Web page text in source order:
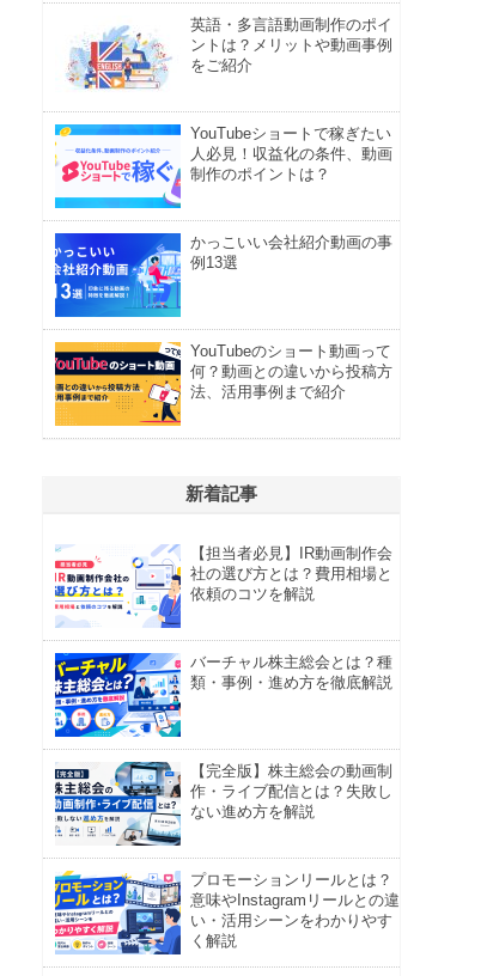
英語・多言語動画制作のポイ
ントは？メリットや動画事例
をご紹介
YouTubeショートで稼ぎたい
人必見！収益化の条件、動画
制作のポイントは？
かっこいい会社紹介動画の事
例13選
YouTubeのショート動画って
何？動画との違いから投稿方
法、活用事例まで紹介
新着記事
【担当者必見】IR動画制作会
社の選び方とは？費用相場と
依頼のコツを解説
バーチャル株主総会とは？種
類・事例・進め方を徹底解説
【完全版】株主総会の動画制
作・ライブ配信とは？失敗し
ない進め方を解説
プロモーションリールとは？
意味やInstagramリールとの違
い・活用シーンをわかりやす
く解説